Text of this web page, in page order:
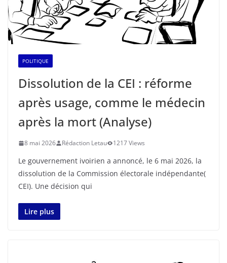
POLITIQUE
Dissolution de la CEI : réforme
après usage, comme le médecin
après la mort (Analyse)
8 mai 2026 Rédaction Letau 1217 Views
Le gouvernement ivoirien a annoncé, le 6 mai 2026, la
dissolution de la Commission électorale indépendante(
CEI). Une décision qui
Lire plus